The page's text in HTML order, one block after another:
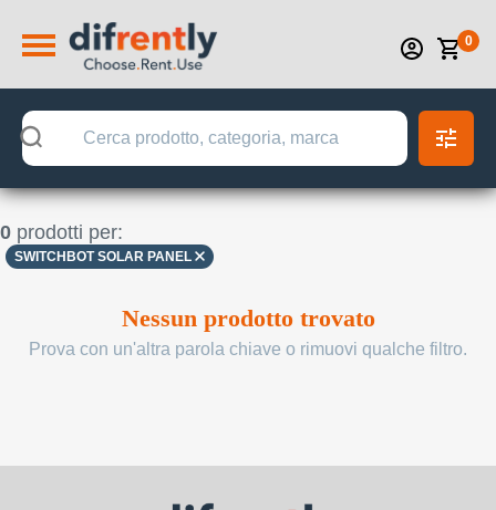
0
0 prodotti per:
SWITCHBOT SOLAR PANEL
Nessun prodotto trovato
Prova con un'altra parola chiave o rimuovi qualche filtro.